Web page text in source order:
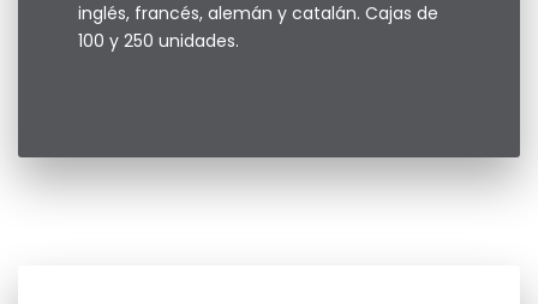
inglés, francés, alemán y catalán. Cajas de
100 y 250 unidades.